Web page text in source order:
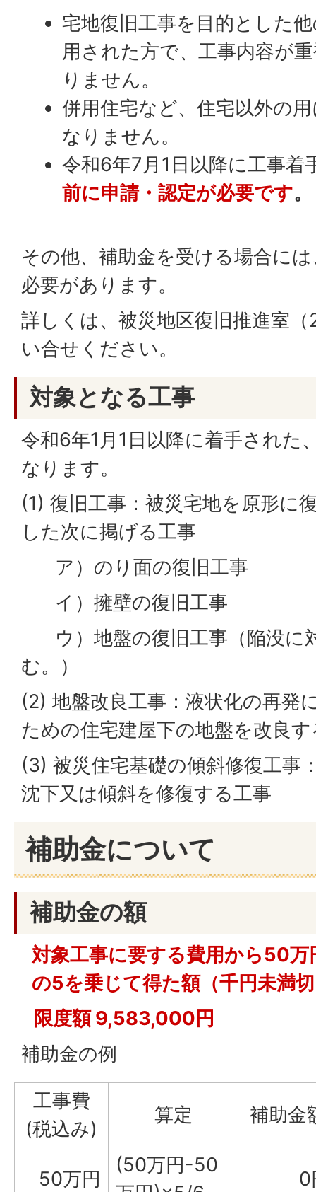
宅地復旧工事を目的とした
用された方で、工事内容が
りません。
併用住宅など、住宅以外の
なりません。
令和6年7月1日以降に工事着
前に申請・認定が必要です。
その他、補助金を受ける場合に
必要があります。
詳しくは、被災地区復旧推進室
い合せください。
対象となる工事
令和6年1月1日以降に着手された
なります。
(1) 復旧工事：被災宅地を原形に
した次に掲げる工事
ア）のり面の復旧工事
イ）擁壁の復旧工事
ウ）地盤の復旧工事（陥没に
む。）
(2) 地盤改良工事：液状化の再発
ための住宅建屋下の地盤を改良
(3) 被災住宅基礎の傾斜修復工事
沈下又は傾斜を修復する工事
補助金について
補助金の額
対象工事に要する費用から50
の5を乗じて得た額（千円未満
限度額 9,583,000円
補助金の例
工事費
(税込み)
算定 補助金
50万円
(50万円-50
0